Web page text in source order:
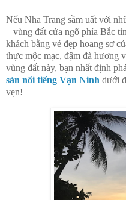
Nếu Nha Trang sầm uất với
– vùng đất cửa ngõ phía Bắc
khách bằng vẻ đẹp hoang sơ
thực mộc mạc, đậm đà hương
vùng đất này, bạn nhất định
sản nổi tiếng Vạn Ninh dưới
vẹn!